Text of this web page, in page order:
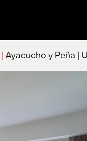
Ayacucho y Peña |